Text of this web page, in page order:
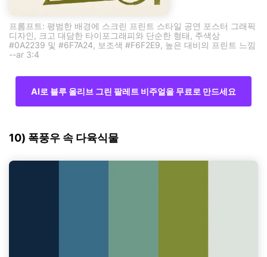
프롬프트: 평범한 배경에 스크린 프린트 스타일 공연 포스터 그래픽
디자인, 크고 대담한 타이포그래피와 단순한 형태, 주색상
#0A2239 및 #6F7A24, 보조색 #F6F2E9, 높은 대비의 프린트 느낌
--ar 3:4
AI로 블루 올리브 그린 팔레트 비주얼을 무료로 만드세요
10) 폭풍우 속 다육식물